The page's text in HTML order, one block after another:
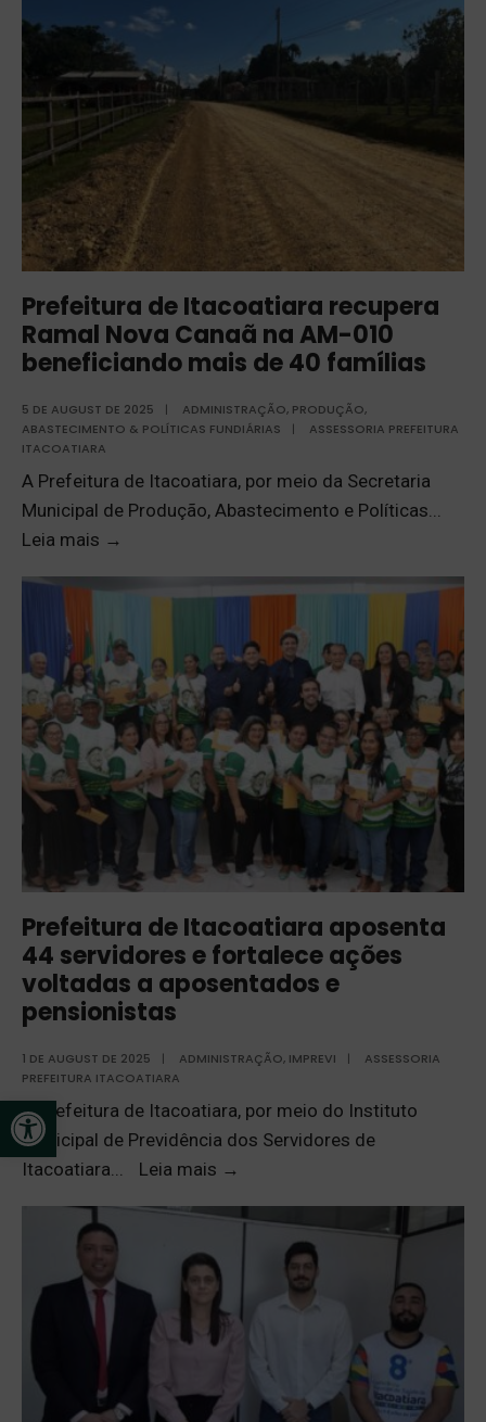
Open toolbar
Prefeitura de Itacoatiara recupera
Ramal Nova Canaã na AM-010
beneficiando mais de 40 famílias
5 DE AUGUST DE 2025 | ADMINISTRAÇÃO, PRODUÇÃO,
ABASTECIMENTO & POLÍTICAS FUNDIÁRIAS
|
ASSESSORIA PREFEITURA
ITACOATIARA
A Prefeitura de Itacoatiara, por meio da Secretaria
Municipal de Produção, Abastecimento e Políticas
Leia mais →
Prefeitura de Itacoatiara aposenta
44 servidores e fortalece ações
voltadas a aposentados e
pensionistas
1 DE AUGUST DE 2025 | ADMINISTRAÇÃO, IMPREVI |
ASSESSORIA
PREFEITURA ITACOATIARA
A Prefeitura de Itacoatiara, por meio do Instituto
Municipal de Previdência dos Servidores de
Itacoatiara... Leia mais →